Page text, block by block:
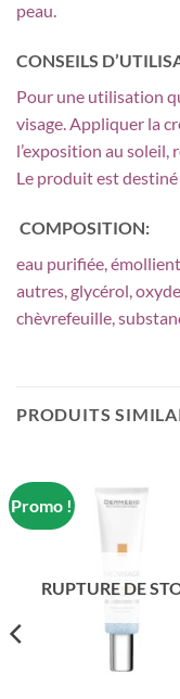
peau.
CONSEILS
Pour une utilisation
visage. Appliquer la
l’exposition au soleil,
Le produit est
COMPOSITION:
eau purifiée,
autres, glycérol,
chèvrefeuille,
PRODUITS
Promo !
RUPTURE DE